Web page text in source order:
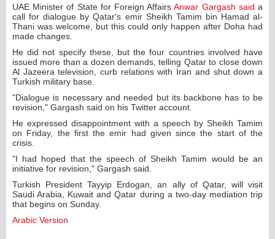
UAE Minister of State for Foreign AffairsAnwar Gargash said a
call for dialogue by Qatar's emir Sheikh Tamim bin Hamad al-
Thani was welcome, but this could only happen after Doha had
made changes.
He did not specify these, but the four countries involved have
issued more than a dozen demands, telling Qatar to close down
Al Jazeera television, curb relations with Iran and shut down a
Turkish military base.
"Dialogue is necessary and needed but its backbone has to be
revision," Gargash said on his Twitter account.
He expressed disappointment with a speech by Sheikh Tamim
on Friday, the first the emir had given since the start of the
crisis.
"I had hoped that the speech of Sheikh Tamim would be an
initiative for revision," Gargash said.
Turkish President Tayyip Erdogan, an ally of Qatar, will visit
Saudi Arabia, Kuwait and Qatar during a two-day mediation trip
that begins on Sunday.
Arabic Version